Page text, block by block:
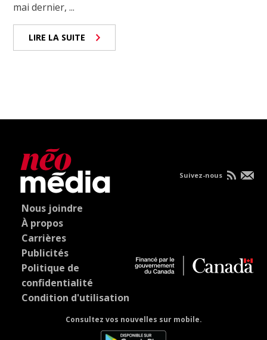
mai dernier, ...
LIRE LA SUITE
Nous joindre
À propos
Carrières
Publicités
Politique de
confidentialité
Condition d'utilisation
Consultez vos nouvelles sur mobile.
Suivez-nous